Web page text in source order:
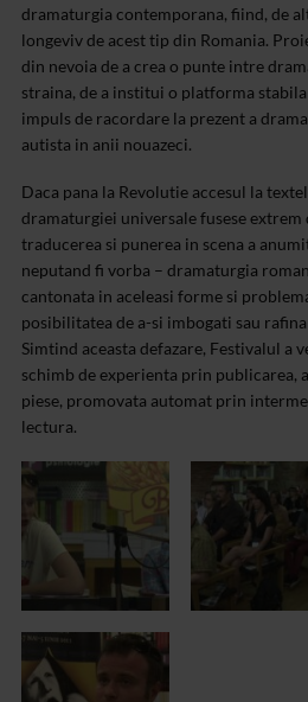
dramaturgia contemporana, fiind, de
longeviv de acest tip din Romania.
din nevoia de a crea o punte intre
straina, de a institui o platforma stabila
impuls de racordare la prezent a
autista in anii nouazeci.
Daca pana la Revolutie accesul la
dramaturgiei universale fusese
traducerea si punerea in scena a
neputand fi vorba – dramaturgia
cantonata in aceleasi forme si
posibilitatea de a-si imbogati sau
Simtind aceasta defazare, Festivalul a
schimb de experienta prin publicarea,
piese, promovata automat prin
lectura.